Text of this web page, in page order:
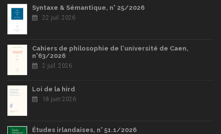
Syntaxe & Sémantique, n° 25/2026
22 juil. 2026
Cahiers de philosophie de l'université de Caen,
n°63/2026
2 juil. 2026
Loi de la hird
18 juin 2026
Études irlandaises, n° 51.1/2026